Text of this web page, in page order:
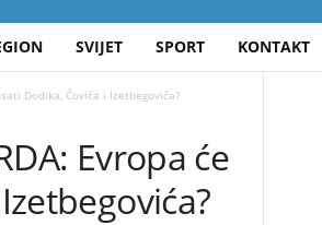
SVIJET SPORT KONTAKT
Dodika, Čovića i Izetbegovića?
Evropa će